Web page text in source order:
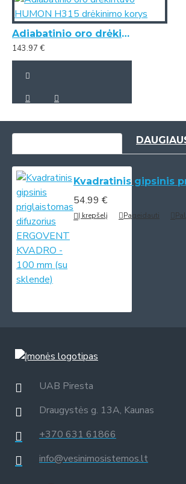
Adiabatinio oro drėkintuvo HUMON H315 drėkinimo korys
143.97 €
Kvadratinis gipsinis
54.99 €
Į krepšelį Pageidauti
UAB Piresta
Draugystės g. 13A, Kaunas
+370 631 61866
info@vesinimosistemos.lt